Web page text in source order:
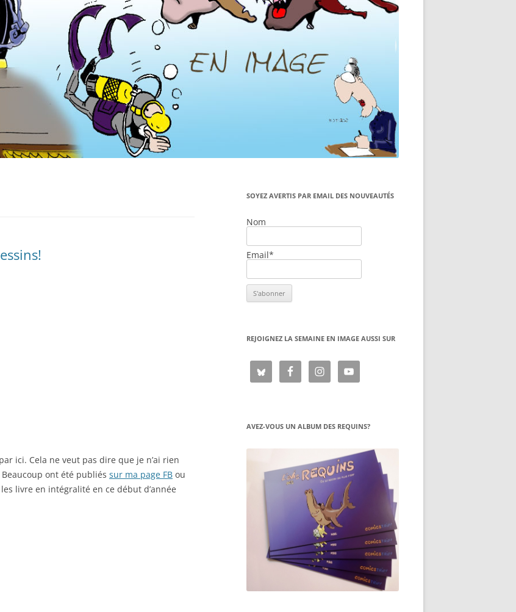
ici. Cela ne veut pas dire que je n’ai rien
ont été publiés sur ma page FB ou
livre en intégralité en ce début d’année
SOYEZ AVERTIS PAR EMAIL DES NOUVEAUTÉS
Nom
Email*
REJOIGNEZ LA SEMAINE EN IMAGE AUSSI SUR
AVEZ-VOUS UN ALBUM DES REQUINS?